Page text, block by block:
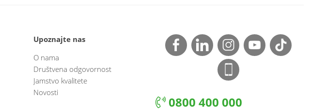
Upoznajte nas
O nama
Društvena odgovornost
Jamstvo kvalitete
Novosti
0800 400 000